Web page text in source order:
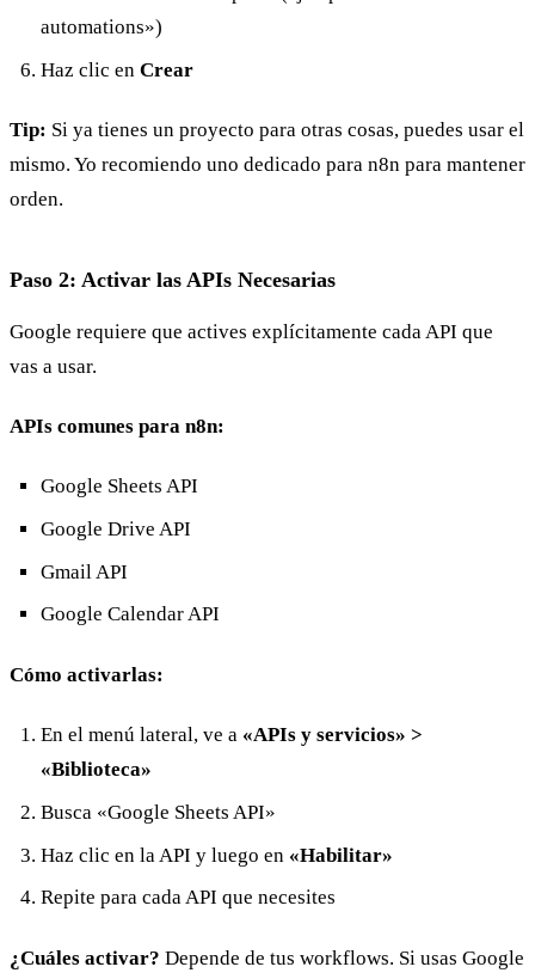
automations»)
Haz clic en Crear
Tip: Si ya tienes un proyecto para otras cosas, puedes usar el
mismo. Yo recomiendo uno dedicado para n8n para mantener
orden.
Paso 2: Activar las APIs Necesarias
Google requiere que actives explícitamente cada API que
vas a usar.
APIs comunes para n8n:
Google Sheets API
Google Drive API
Gmail API
Google Calendar API
Cómo activarlas:
En el menú lateral, ve a «APIs y servicios» >
«Biblioteca»
Busca «Google Sheets API»
Haz clic en la API y luego en «Habilitar»
Repite para cada API que necesites
¿Cuáles activar? Depende de tus workflows. Si usas Google